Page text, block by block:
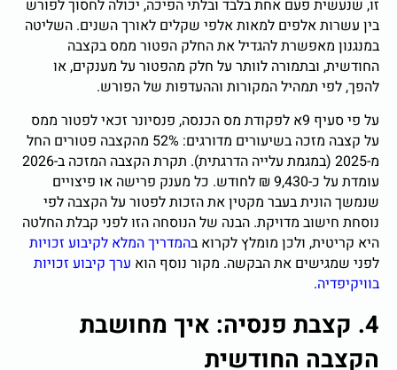
זו, שנעשית פעם אחת בלבד ובלתי הפיכה, יכולה לחסוך לפורש
בין עשרות אלפים למאות אלפי שקלים לאורך השנים. השליטה
במנגנון מאפשרת להגדיל את החלק הפטור ממס בקצבה
החודשית, ובתמורה לוותר על חלק מהפטור על מענקים, או
להפך, לפי תמהיל המקורות וההעדפות של הפורש.
על פי סעיף 9א לפקודת מס הכנסה, פנסיונר זכאי לפטור ממס
על קצבה מזכה בשיעורים מדורגים: 52% מהקצבה פטורים החל
מ-2025 (במגמת עלייה הדרגתית). תקרת הקצבה המזכה ב-2026
עומדת על כ-9,430 ₪ לחודש. כל מענק פרישה או פיצויים
שנמשך הונית בעבר מקטין את הזכות לפטור על הקצבה לפי
נוסחת חישוב מדויקת. הבנה של הנוסחה הזו לפני קבלת החלטה
היא קריטית, ולכן מומלץ לקרוא בהמדריך המלא לקיבוע זכויות
לפני שמגישים את הבקשה. מקור נוסף הוא ערך קיבוע זכויות
בוויקיפדיה.
4. קצבת פנסיה: איך מחושבת
הקצבה החודשית